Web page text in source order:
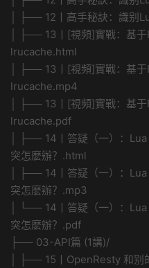
│ ├── 12丨高手秘訣：識别
│ ├── 13丨[視頻]實戰：基
lrucache.html
│ ├── 13丨[視頻]實戰：基
lrucache.mp4
│ ├── 13丨[視頻]實戰：基
lrucache.pdf
│ ├── 14丨答疑（一）：
突怎麽辦？.html
│ ├── 14丨答疑（一）：
突怎麽辦？.mp3
│ └── 14丨答疑（一）：
突怎麽辦？.pdf
├── 03-API篇 (1講)/
│ ├── 15丨OpenResty 和